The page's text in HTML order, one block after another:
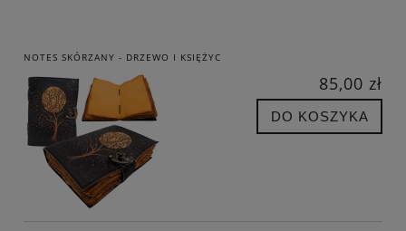
NOTES SKÓRZANY - DRZEWO I KSIĘŻYC
85,00 zł
DO KOSZYKA